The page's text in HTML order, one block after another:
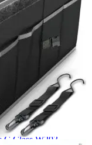
1
2
MK3
MK3
MK4
C Class W203